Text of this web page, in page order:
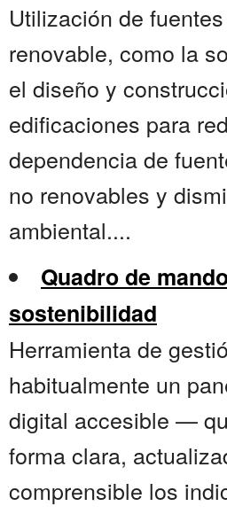
Utilización de
renovable, como la
el diseño y
edificaciones para
dependencia de
no renovables y
ambiental....
Quadro de
sostenibilidad
Herramienta de
habitualmente un
digital accesible —
forma clara,
comprensible los